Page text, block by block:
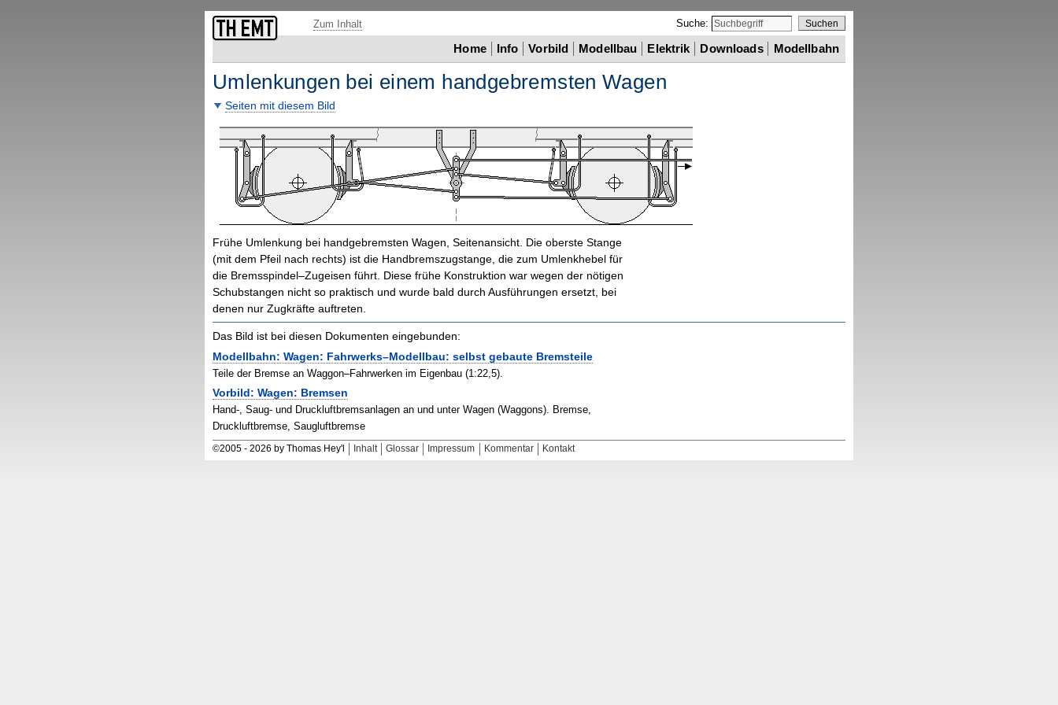
Zum Inhalt Suche:
Home Info Vorbild Modellbau Elektrik Downloads Modellbahn
Umlenkungen bei einem handgebremsten Wagen
Seiten mit diesem Bild
Frühe Umlenkung bei handgebremsten Wagen, Seitenansicht. Die oberste Stange
(mit dem Pfeil nach rechts) ist die Handbremszugstange, die zum Umlenkhebel für
die Bremsspindel–Zugeisen führt. Diese frühe Konstruktion war wegen der nötigen
Schubstangen nicht so praktisch und wurde bald durch Ausführungen ersetzt, bei
denen nur Zugkräfte auftreten.
Das Bild ist bei diesen Dokumenten eingebunden:
Modellbahn: Wagen: Fahrwerks–Modellbau: selbst gebaute Bremsteile
Teile der Bremse an Waggon–Fahrwerken im Eigenbau (1:22,5).
Vorbild: Wagen: Bremsen
Hand-, Saug- und Druckluftbremsanlagen an und unter Wagen (Waggons). Bremse,
Druckluftbremse, Saugluftbremse
©2005 -2026 by Thomas Hey'l Inhalt Glossar Impressum Kommentar Kontakt